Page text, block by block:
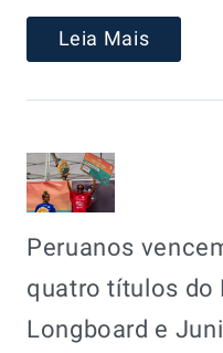
Leia Mais
Peruanos
quatro títulos do
Longboard e